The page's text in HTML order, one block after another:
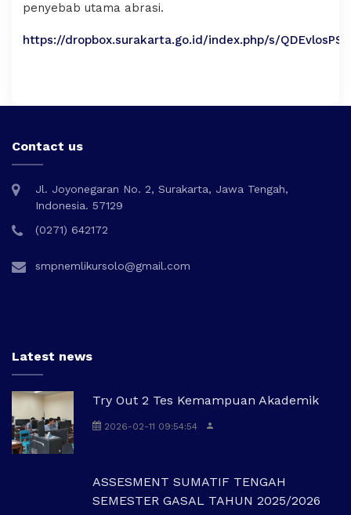
penyebab utama abrasi.
https://dropbox.surakarta.go.id/index.php/s/
Contact us
Jl. Joyonegaran No. 2, Surakarta, Jawa Tengah,
Indonesia. 57129
(0271) 642172
smpnemlikursolo@gmail.com
Latest news
Try Out 2 Tes Kemampuan Akademik
2026-02-11 09:54:54
ASSESMENT SUMATIF TENGAH
SEMESTER GASAL TAHUN 2025/2026